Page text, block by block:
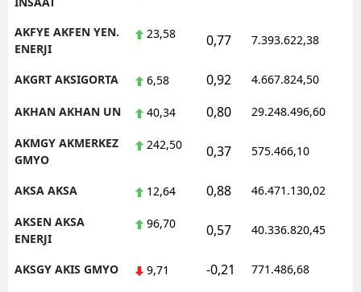
AKFYE AKFEN YEN.
ENERJI
23,58 0,77 7.393.622,38
AKGRT AKSIGORTA 6,58 0,92 4.667.824,50
AKHAN AKHAN UN 40,34 0,80 29.248.496,60
AKMGY AKMERKEZ
GMYO
242,50 0,37 575.466,10
AKSA AKSA 12,64 0,88 46.471.130,02
AKSEN AKSA
ENERJI
96,70 0,57 40.336.820,45
AKSGY AKIS GMYO 9,71 -0,21 771.486,68